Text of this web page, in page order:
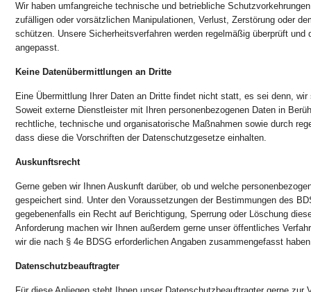
Wir haben umfangreiche technische und betriebliche
zufälligen oder vorsätzlichen Manipulationen, Verlust, Zerstörung oder
schützen. Unsere Sicherheitsverfahren werden regelmäßig überprüft
angepasst.
Keine Datenübermittlungen an Dritte
Eine Übermittlung Ihrer Daten an Dritte findet nicht statt, es sei denn,
Soweit externe Dienstleister mit Ihren personenbezogenen Daten in
rechtliche, technische und organisatorische Maßnahmen sowie durch
dass diese die Vorschriften der Datenschutzgesetze einhalten.
Auskunftsrecht
Gerne geben wir Ihnen Auskunft darüber, ob und welche
gespeichert sind. Unter den Voraussetzungen der Bestimmungen des
gegebenenfalls ein Recht auf Berichtigung, Sperrung oder Löschung
Anforderung machen wir Ihnen außerdem gerne unser öffentliches
wir die nach § 4e BDSG erforderlichen Angaben zusammengefasst
Datenschutzbeauftragter